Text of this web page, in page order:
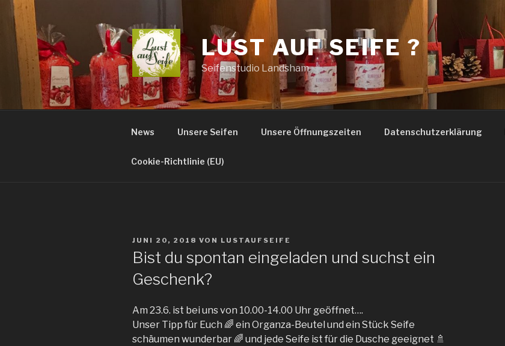
Zum
Inhalt
springen
LUST AUF SEIFE ?
Seifenstudio Landsham
News Unsere Seifen Unsere Öffnungszeiten Datenschutzerklärung
Cookie-Richtlinie (EU)
VERÖFFENTLICHT
AM
JUNI 20, 2018 VON LUSTAUFSEIFE
Bist du spontan eingeladen und suchst ein
Geschenk?
Am 23.6. ist bei uns von 10.00-14.00 Uhr geöffnet….
Unser Tipp für Euch 🌈 ein Organza-Beutel und ein Stück Seife
schäumen wunderbar 🌈 und jede Seife ist für die Dusche geeignet 🚿